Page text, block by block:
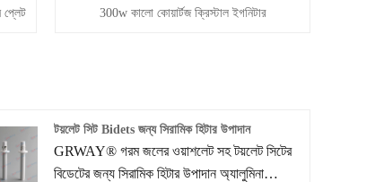
প্লেট 300w কালো কোয়ার্টজ ক্রিস্টাল ইগনিটার
টয়লেট সিট Bidets জন্য সিরামিক হিটার উপাদান
GRWAY® গরম জলের ওয়াশলেট সহ টয়লেট সিটের
বিডেটের জন্য সিরামিক হিটার উপাদান অ্যালুমিনা